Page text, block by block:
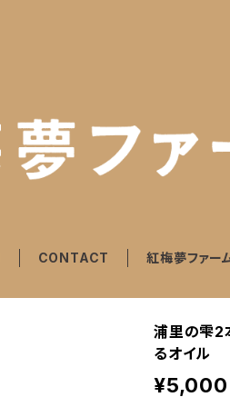
CONTACT 紅梅夢ファー
浦里の雫2
るオイル
¥5,000